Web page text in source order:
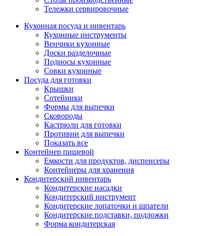
Тележки сервировочные
Кухонная посуда и инвентарь
Кухонные инструменты
Венчики кухонные
Доски разделочные
Подносы кухонные
Совки кухонные
Посуда для готовки
Крышки
Сотейники
Формы для выпечки
Сковороды
Кастрюли для готовки
Противни для выпечки
Показать все
Контейнер пищевой
Емкости для продуктов, диспенсеры
Контейнеры для хранения
Кондитерский инвентарь
Кондитерские насадки
Кондитерский инструмент
Кондитерские лопаточки и шпатели
Кондитерские подставки, подложки
Форма кондитерская